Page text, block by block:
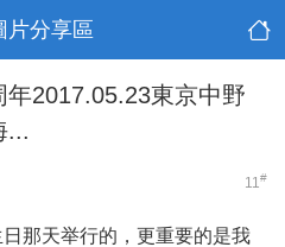
片分享區
年2017.05.23東京中野
...
11#
那天举行的，更重要的是我